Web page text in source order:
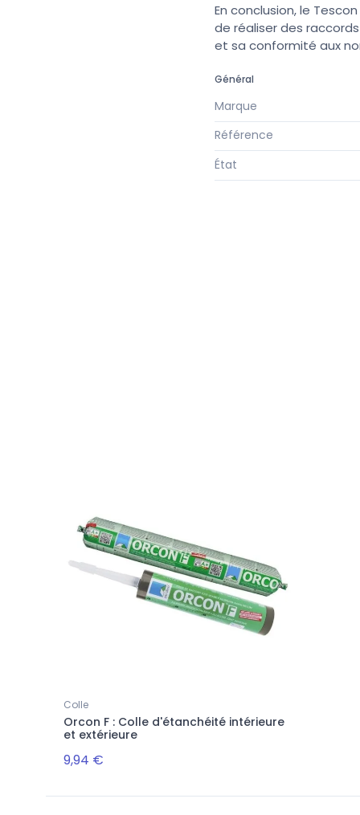
En conclusion, le
de réaliser des
et sa conformité aux
Général
Marque
Référence
État
Colle
Orcon F : Colle d'étanchéité intérieure
et extérieure
9,94 €